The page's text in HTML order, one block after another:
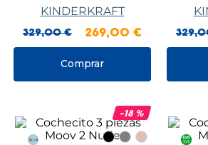
KINDERKRAFT
329,00 € 269,00 €
Comprar
329,
-18%